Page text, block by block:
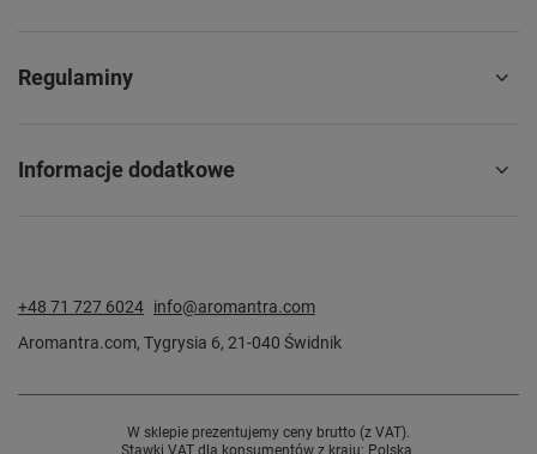
Regulaminy
Informacje dodatkowe
+48 71 727 6024 info@aromantra.com
Aromantra.com, Tygrysia 6, 21-040 Świdnik
W sklepie prezentujemy ceny brutto (z VAT).
Stawki VAT dla konsumentów z kraju: Polska